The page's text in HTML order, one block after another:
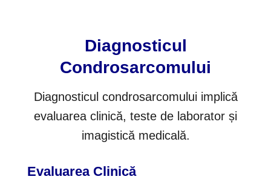
Diagnosticul
Condrosarcomului
Diagnosticul condrosarcomului implică
evaluarea clinică, teste de laborator și
imagistică medicală.
Evaluarea Clinică